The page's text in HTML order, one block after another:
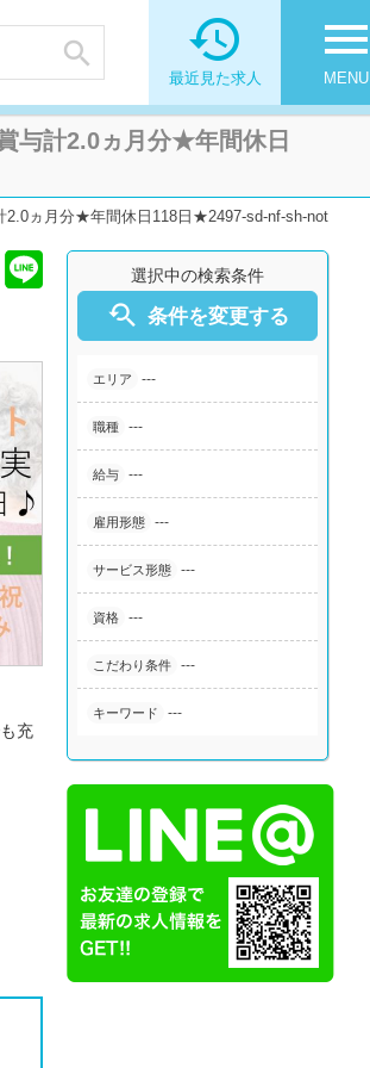
 menu
MENU

最近見た求人
与計2.0ヵ月分★年間休日
ヵ月分★年間休日118日★2497-sd-nf-sh-not
選択中の検索条件
 条件を変更する
エリア ---
職種 ---
給与 ---
雇用形態 ---
サービス形態 ---
資格 ---
こだわり条件 ---
キーワード ---
充